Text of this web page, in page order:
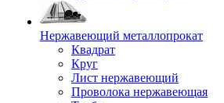
Нержавеющий металлопрокат
Квадрат
Круг
Лист нержавеющий
Проволока нержавеющая